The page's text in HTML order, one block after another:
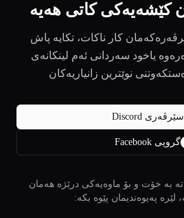
کێشەیەکی کاتی هەیە
کار ناکات، تکایە پاش
یاخود سەردانی ئەم لینکانەی
نوێترین زانیاریەکان
سێرڤەری Discord
گروپی Facebook
بە خۆت و بۆ ماوەیەکی درێژە هەمان
پەیوەندیمان پێوە بکە: